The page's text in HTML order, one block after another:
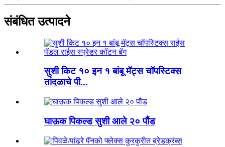
संबंधित उत्पादने
सुशी किट १० इन १ बांबू मॅट्स चॉपस्टिक्स
तांदळाचे पी...
घाऊक पिकल्ड सुशी आले २० पौंड